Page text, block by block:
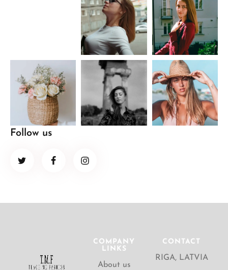
Follow us
COMPANY
LINKS
About us
CONTACT
RIGA, LATVIA